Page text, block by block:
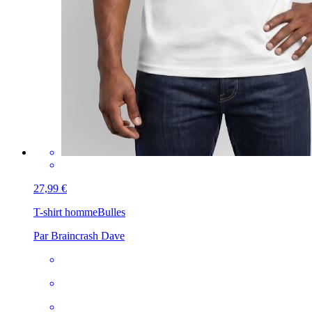
27,99 €
T-shirt hommeBulles
Par Braincrash Dave